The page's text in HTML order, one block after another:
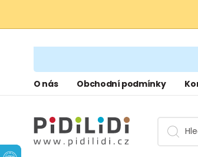
O nás Obchodní podmínky